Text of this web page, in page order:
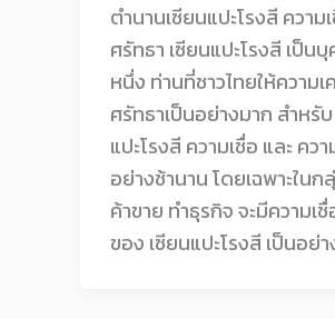
ตำนานเซียนแปะโรงสี ความ
ศรัทธา เซียนแปะโรงสี เป็
หนึ่ง ท่านที่ชาวไทยให้ความ
ศรัทธาเป็นอย่างมาก สำหรั
แปะโรงสี ความเชื่อ และ คว
อย่างช้านาน โดยเฉพาะใน
ค้าขาย ทำธุรกิจ จะมีความเ
ของ เซียนแปะโรงสี เป็นอย่